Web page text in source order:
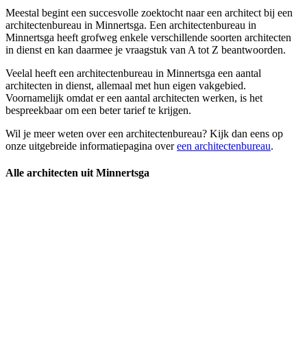
Meestal begint een succesvolle zoektocht naar een architect bij een
architectenbureau in Minnertsga. Een architectenbureau in
Minnertsga heeft grofweg enkele verschillende soorten architecten
in dienst en kan daarmee je vraagstuk van A tot Z beantwoorden.
Veelal heeft een architectenbureau in Minnertsga een aantal
architecten in dienst, allemaal met hun eigen vakgebied.
Voornamelijk omdat er een aantal architecten werken, is het
bespreekbaar om een beter tarief te krijgen.
Wil je meer weten over een architectenbureau? Kijk dan eens op
onze uitgebreide informatiepagina overeen architectenbureau.
Alle architecten uit Minnertsga